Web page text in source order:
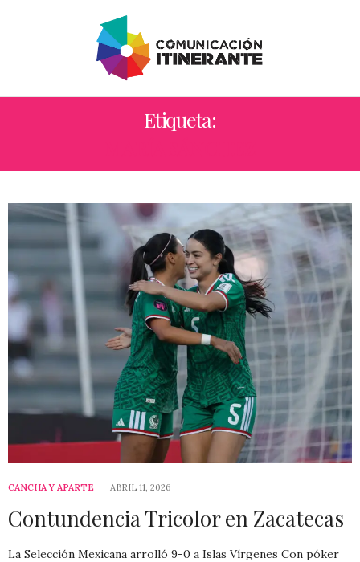
Etiqueta:
CANCHA Y APARTE ABRIL 11, 2026
Contundencia Tricolor en Zacatecas
La Selección Mexicana arrolló 9-0 a Islas Vírgenes Con póker